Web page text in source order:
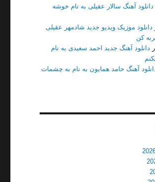
دانلود آهنگ سالار عقیلی به نام خوشه
دانلود موزیک ویدیو جدید شادمهر عقیلی
کن
دانلود آهنگ جدید احمد سعیدی به نام
آهنگ حامد همایون به نام به چشمات